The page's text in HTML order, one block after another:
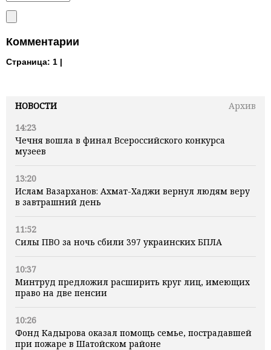
НОВОСТИ
Архив
14:23
Чечня вошла в финал Всероссийского конкурса
музеев
13:20
Ислам Вазарханов: Ахмат-Хаджи вернул людям веру
в завтрашний день
11:52
Силы ПВО за ночь сбили 397 украинских БПЛА
10:37
Минтруд предложил расширить круг лиц, имеющих
право на две пенсии
10:26
Фонд Кадырова оказал помощь семье, пострадавшей
при пожаре в Шатойском районе
Комментарии
Страница: 1 |